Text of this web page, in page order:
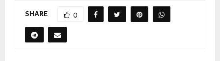
SHARE 0